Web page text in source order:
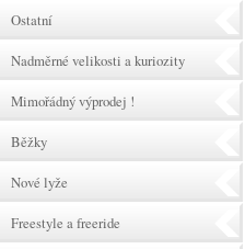
Ostatní
Nadměrné velikosti a kuriozity
Mimořádný výprodej !
Běžky
Nové lyže
Freestyle a freeride